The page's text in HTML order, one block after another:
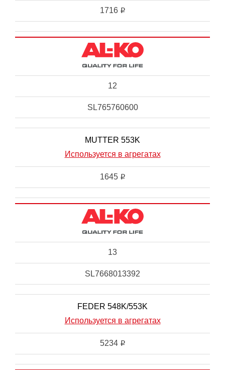
1716 i
12
SL765760600
MUTTER 553K
Используется в агрегатах
1645 i
13
SL7668013392
FEDER 548K/553K
Используется в агрегатах
5234 i